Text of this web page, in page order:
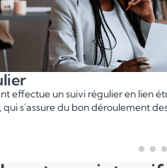
en lien étroit avec
des cours.
1
Avant
Votre
l'enseignant
enfant, afin